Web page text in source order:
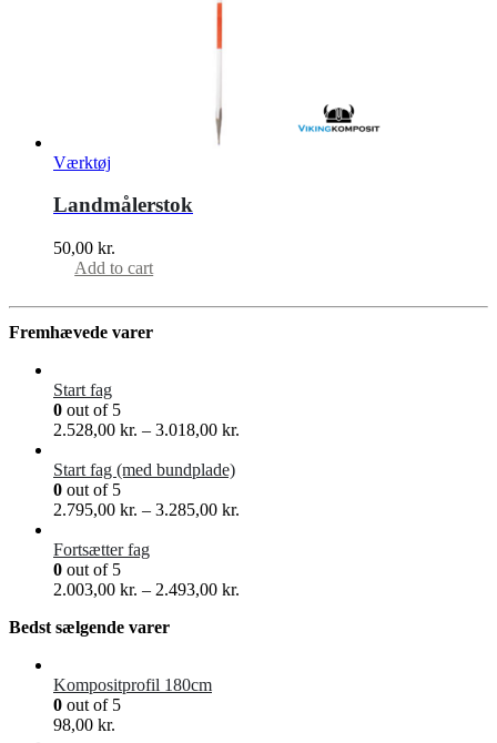
Værktøj
Landmålerstok
50,00 kr.
Add to cart
Fremhævede varer
Start fag
0 out of 5
2.528,00 kr. – 3.018,00 kr.
Start fag (med bundplade)
0 out of 5
2.795,00 kr. – 3.285,00 kr.
Fortsætter fag
0 out of 5
2.003,00 kr. – 2.493,00 kr.
Bedst sælgende varer
Kompositprofil 180cm
0 out of 5
98,00 kr.